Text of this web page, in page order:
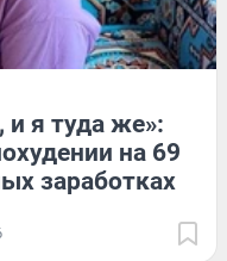
я туда же»:
на 69
заработках